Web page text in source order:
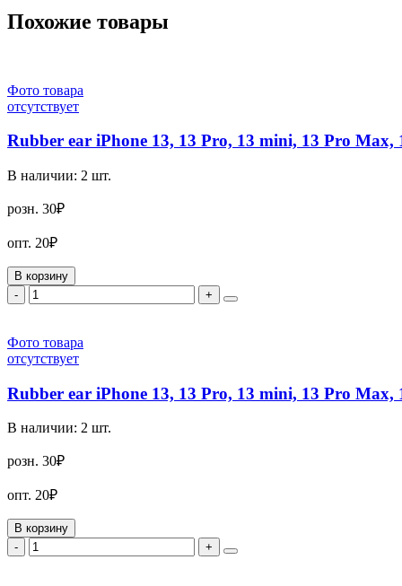
Похожие товары
Фото товара
отсутствует
Rubber ear iPhone 13, 13 Pro, 13 mini, 13 Pro Max,
В наличии: 2 шт.
розн. 30₽
опт. 20₽
В корзину
-
+
Фото товара
отсутствует
Rubber ear iPhone 13, 13 Pro, 13 mini, 13 Pro Max,
В наличии: 2 шт.
розн. 30₽
опт. 20₽
В корзину
-
+